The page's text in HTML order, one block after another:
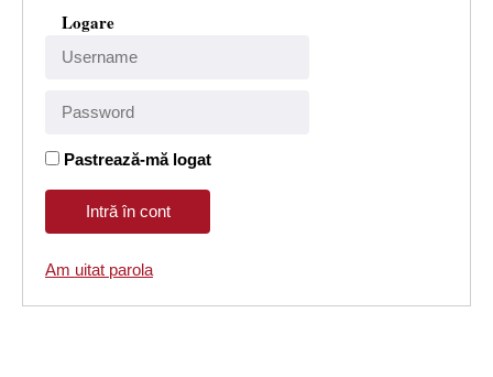
Logare
Pastrează-mă logat
Am uitat parola